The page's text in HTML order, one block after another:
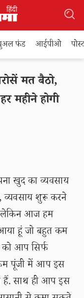
फंड आईपीओ
मत बैठो,
महीने होगी
खुद का व्यवसाय
व्यवसाय शुरू करने
लेकिन आज हम
हूं जो बहुत कम
आप सिर्फ
पूंजी में आप इस
साथ ही आप इस